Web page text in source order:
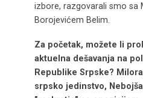
izbore, razgovarali smo sa
Borojevićem Belim.
Za početak, možete li
aktuelna dešavanja na
Republike Srpske?
srpsko jedinstvo,